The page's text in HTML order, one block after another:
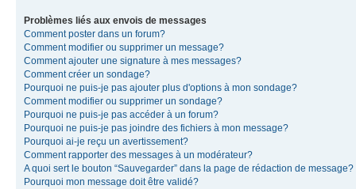
Problèmes liés aux envois de messages
Comment poster dans un forum?
Comment modifier ou supprimer un message?
Comment ajouter une signature à mes messages?
Comment créer un sondage?
Pourquoi ne puis-je pas ajouter plus d'options à mon sondage?
Comment modifier ou supprimer un sondage?
Pourquoi ne puis-je pas accéder à un forum?
Pourquoi ne puis-je pas joindre des fichiers à mon message?
Pourquoi ai-je reçu un avertissement?
Comment rapporter des messages à un modérateur?
A quoi sert le bouton “Sauvegarder” dans la page de rédaction de message?
Pourquoi mon message doit être validé?